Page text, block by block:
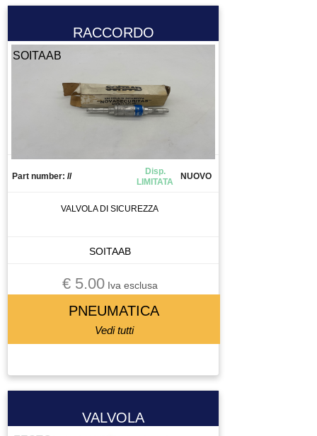
BOBINA
CABLAGGIO
CASSETTO DI SALDATURA
CHIUSURA PNEUMATICA
CHIUSURA PNEUMATICAA
CIABATTA DI CONNESSIONE
CIRCUITO STAMPATOTO
RACCORDO
SOITAAB
Part number: //
Disp.
LIMITATA
NUOVO
VALVOLA DI SICUREZZA
SOITAAB
€ 5.00Iva esclusa
PNEUMATICA
Vedi tutti
VALVOLA